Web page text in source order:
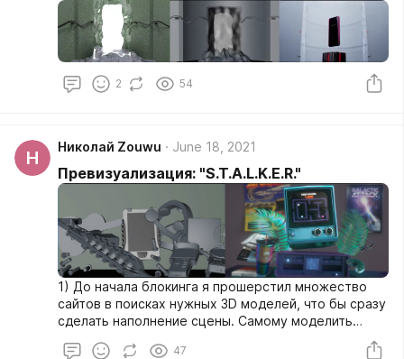
2 54
Н
Николай Zouwu June 18, 2021
Превизуализация: "S.T.A.L.K.E.R."
1) До начала блокинга я прошерстил множество
сайтов в поисках нужных 3D моделей, что бы сразу
сделать наполнение сцены. Самому моделить
пришлось только КПК в центре и шлем пси-защиты.
47